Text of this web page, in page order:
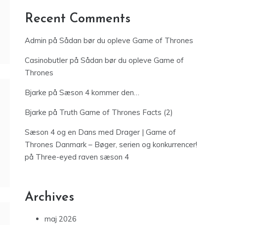
Recent Comments
Admin på Sådan bør du opleve Game of Thrones
Casinobutler på Sådan bør du opleve Game of
Thrones
Bjarke på Sæson 4 kommer den…
Bjarke på Truth Game of Thrones Facts (2)
Sæson 4 og en Dans med Drager | Game of
Thrones Danmark – Bøger, serien og konkurrencer!
på Three-eyed raven sæson 4
Archives
maj 2026